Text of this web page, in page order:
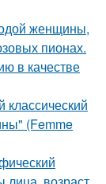
женщины,
пионах.
в качестве
классический
(Femme